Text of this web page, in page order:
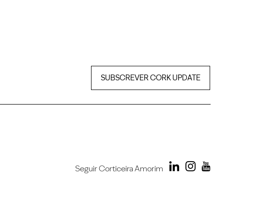
SUBSCREVER CORK UPDATE
Seguir Corticeira Amorim